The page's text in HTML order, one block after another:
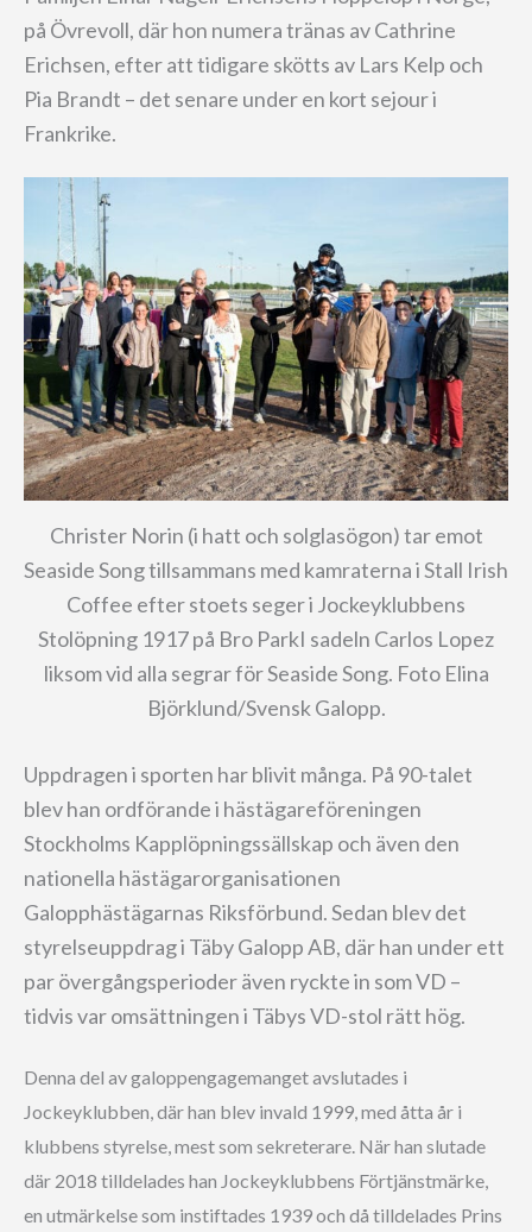
på Övrevoll, där hon numera tränas av Cathrine
Erichsen, efter att tidigare skötts av Lars Kelp och
Pia Brandt – det senare under en kort sejour i
Frankrike.
Christer Norin (i hatt och solglasögon) tar emot
Seaside Song tillsammans med kamraterna i Stall Irish
Coffee efter stoets seger i Jockeyklubbens
Stolöpning 1917 på Bro ParkI sadeln Carlos Lopez
liksom vid alla segrar för Seaside Song. Foto Elina
Björklund/Svensk Galopp.
Uppdragen i sporten har blivit många. På 90-talet
blev han ordförande i hästägareföreningen
Stockholms Kapplöpningssällskap och även den
nationella hästägarorganisationen
Galopphästägarnas Riksförbund. Sedan blev det
styrelseuppdrag i Täby Galopp AB, där han under ett
par övergångsperioder även ryckte in som VD –
tidvis var omsättningen i Täbys VD-stol rätt hög.
Denna del av galoppengagemanget avslutades i
Jockeyklubben, där han blev invald 1999, med åtta år i
klubbens styrelse, mest som sekreterare. När han slutade
där 2018 tilldelades han Jockeyklubbens Förtjänstmärke,
en utmärkelse som instiftades 1939 och då tilldelades Prins